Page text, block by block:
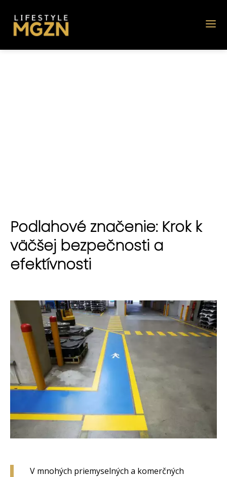
Podlahové značenie: Krok k
väčšej bezpečnosti a
efektívnosti
V mnohých priemyselných a komerčných